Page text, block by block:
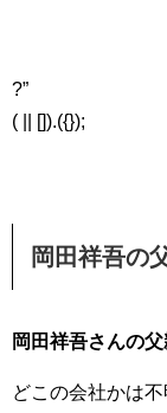
?”
( || []).({});
岡田祥吾の
岡田祥吾さんの
どこの会社かは